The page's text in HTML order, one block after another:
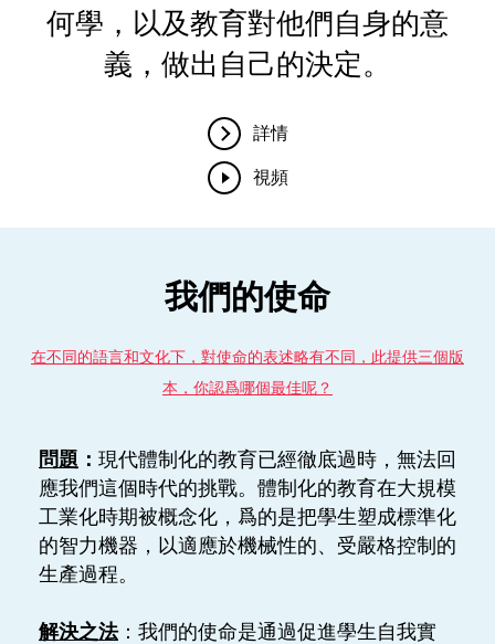
何學，以及教育對他們自身的意
義，做出自己的決定。
詳情
視頻
我們的使命
在不同的語言和文化下，對使命的表述略有不同，此提供三個版
本，你認爲哪個最佳呢？
問題 ： 現代體制化的教育已經徹底過時，無法回
應我們這個時代的挑戰。體制化的教育在大規模
工業化時期被概念化，爲的是把學生塑成標準化
的智力機器，以適應於機械性的、受嚴格控制的
生產過程。
解決之法：我們的使命是通過促進學生自我實